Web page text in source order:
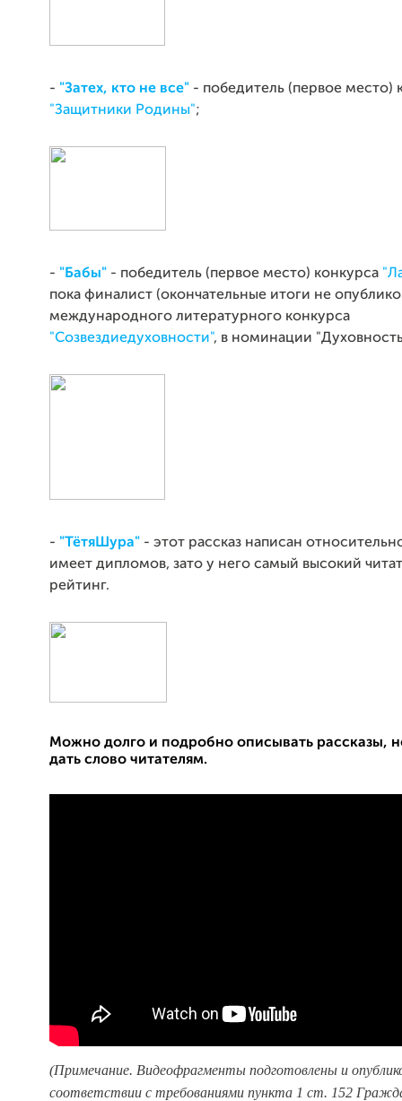
- "Затех, кто не все" - победитель (первое место)
"Защитники Родины";
- "Бабы" - победитель (первое место) конкурса
пока финалист (окончательные итоги не
международного литературного конкурса
"Созвездиедуховности", в номинации
- "ТётяШура" - этот рассказ написан
имеет дипломов, зато у него самый высокий
рейтинг.
Можно долго и подробно описывать рассказы,
дать слово читателям.
(Примечание. Видеофрагменты подготовлены и
соответствии с требованиями пункта 1 ст. 152